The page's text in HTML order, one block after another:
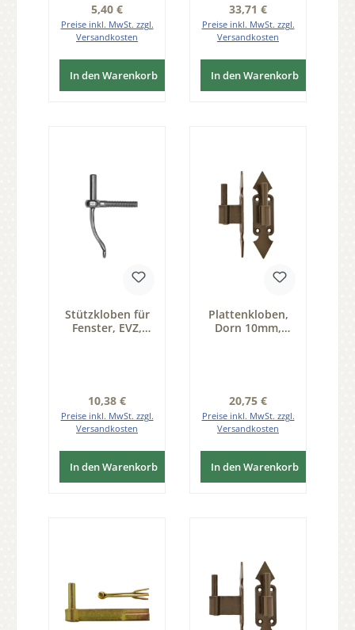
Regulärer Preis:
5,40 €
Preise inkl. MwSt. zzgl.
Versandkosten
In den Warenkorb
Regulärer Preis:
33,71 €
Preise inkl. MwSt. zzgl.
Versandkosten
In den Warenkorb
Stützkloben für
Fenster, EVZ,
Regulärer Preis:
10,38 €
Preise inkl. MwSt. zzgl.
Versandkosten
In den Warenkorb
Plattenkloben,
Dorn 10mm,
Regulärer Preis:
20,75 €
Preise inkl. MwSt. zzgl.
Versandkosten
In den Warenkorb